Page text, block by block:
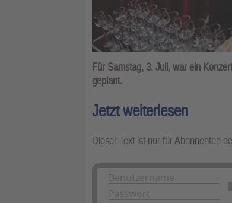
Für Samstag, 3. Juli, war ein
geplant.
Jetzt weiterlesen
Dieser Text ist nur für Abonnenten